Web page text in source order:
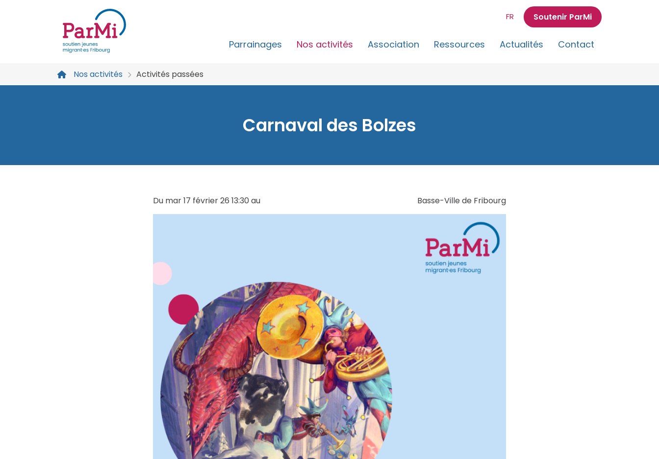
FR Soutenir ParMi
fribourg.ch
Parrainages Nos activités Association Ressources Actualités Contact
Nos activités Activités passées
Carnaval des Bolzes
Du mar17 février26 13:30 au Basse-Ville de Fribourg